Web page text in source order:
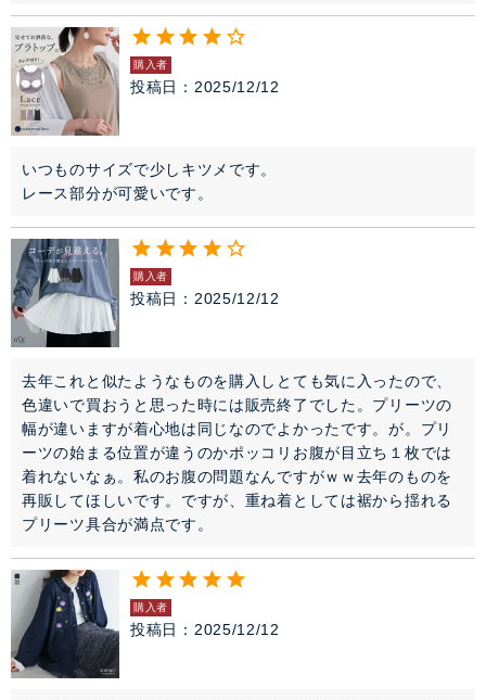
購入者
投稿日 2025/12/12
いつものサイズで少しキツメです。
レース部分が可愛いです。
購入者
投稿日 2025/12/12
去年これと似たようなものを購入しとても気に入ったので、
色違いで買おうと思った時には販売終了でした。プリーツの
幅が違いますが着心地は同じなのでよかったです。が。プリ
ーツの始まる位置が違うのかポッコリお腹が目立ち１枚では
着れないなぁ。私のお腹の問題なんですがｗｗ去年のものを
再販してほしいです。ですが、重ね着としては裾から揺れる
プリーツ具合が満点です。
購入者
投稿日 2025/12/12